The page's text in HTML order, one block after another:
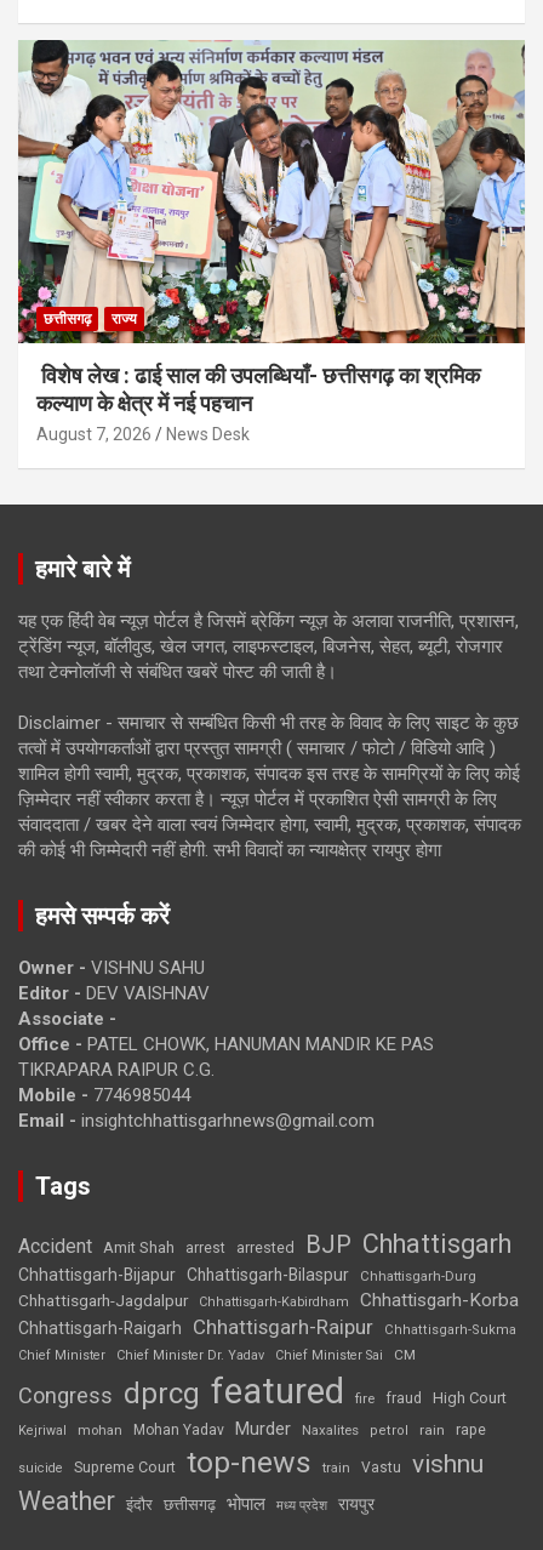
छत्तीसगढ़ राज्य
विशेष लेख : ढाई साल की उपलब्धियाँ- छत्तीसगढ़ का श्रमिक
कल्याण के क्षेत्र में नई पहचान
August 7, 2026 News Desk
हमारे बारे में
यह एक हिंदी वेब न्यूज़ पोर्टल है जिसमें ब्रेकिंग न्यूज़ के अलावा राजनीति, प्रशासन,
ट्रेंडिंग न्यूज, बॉलीवुड, खेल जगत, लाइफस्टाइल, बिजनेस, सेहत, ब्यूटी, रोजगार
तथा टेक्नोलॉजी से संबंधित खबरें पोस्ट की जाती है।
Disclaimer - समाचार से सम्बंधित किसी भी तरह के विवाद के लिए साइट के कुछ
तत्वों में उपयोगकर्ताओं द्वारा प्रस्तुत सामग्री ( समाचार / फोटो / विडियो आदि )
शामिल होगी स्वामी, मुद्रक, प्रकाशक, संपादक इस तरह के सामग्रियों के लिए कोई
ज़िम्मेदार नहीं स्वीकार करता है। न्यूज़ पोर्टल में प्रकाशित ऐसी सामग्री के लिए
संवाददाता / खबर देने वाला स्वयं जिम्मेदार होगा, स्वामी, मुद्रक, प्रकाशक, संपादक
की कोई भी जिम्मेदारी नहीं होगी. सभी विवादों का न्यायक्षेत्र रायपुर होगा
हमसे सम्पर्क करें
Owner - VISHNU SAHU
Editor - DEV VAISHNAV
Associate -
Office - PATEL CHOWK, HANUMAN MANDIR KE PAS
TIKRAPARA RAIPUR C.G.
Mobile - 7746985044
Email - insightchhattisgarhnews@gmail.com
Tags
Accident Amit Shah arrest arrested BJP Chhattisgarh
Chhattisgarh-Bijapur Chhattisgarh-Bilaspur Chhattisgarh-Durg
Chhattisgarh-Jagdalpur Chhattisgarh-Kabirdham Chhattisgarh-Korba
Chhattisgarh-Raigarh Chhattisgarh-Raipur
Chhattisgarh-Sukma
Chief Minister
Chief Minister Dr. Yadav Chief Minister Sai CM
Congress dprcg featured fire fraud High Court
Kejriwal mohan Mohan Yadav Murder Naxalites petrol rain rape
suicide Supreme Court top-news train Vastu vishnu
Weather इंदौर छत्तीसगढ़ भोपाल मध्य प्रदेश रायपुर